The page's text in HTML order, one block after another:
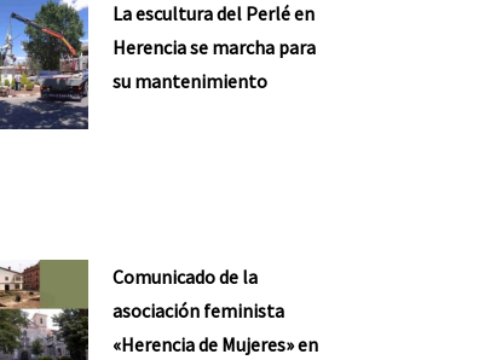
La escultura del Perlé en
Herencia se marcha para
su mantenimiento
Comunicado de la
asociación feminista
«Herencia de Mujeres» en